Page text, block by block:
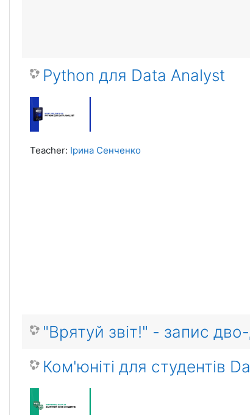
Python для Data Analyst
Teacher: Ірина Сенченко
"Врятуй звіт!" - запис
Ком'юніті для студентів